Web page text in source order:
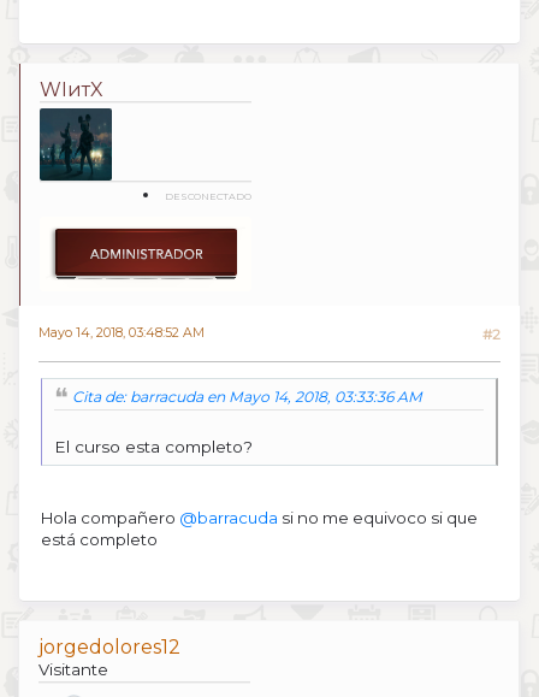
WIитX
DESCONECTADO
Mayo 14, 2018, 03:48:52 AM #2
Cita de: barracuda en Mayo 14, 2018, 03:33:36 AM
El curso esta completo?
Hola compañero @barracuda si no me equivoco si que
está completo
jorgedolores12
Visitante